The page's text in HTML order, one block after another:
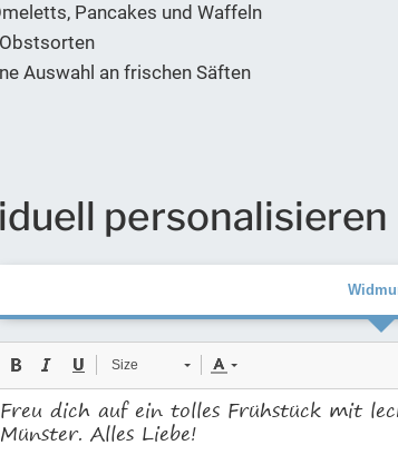
Pancakes und Waffeln
Auswahl an frischen Säften
personalisieren
Size